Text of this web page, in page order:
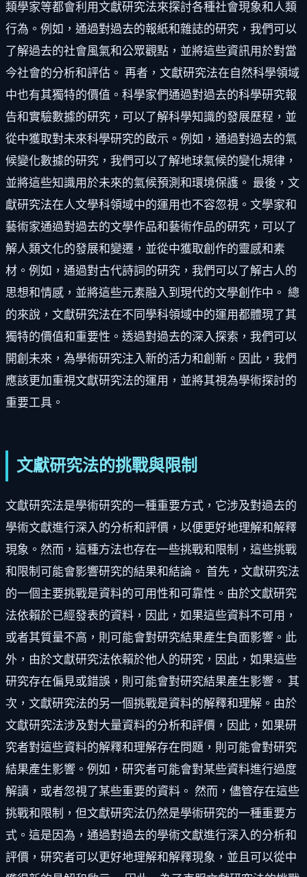
類學家等都會利用文獻研究法來探討各種社會現象和人類
行為。例如，通過對過去的報紙和雜誌的研究，我們可以
了解過去的社會風氣和公眾觀點，並將這些資訊用於對當
今社會的分析和評估。 再者，文獻研究法在自然科學領域
中也有其獨特的價值。科學家們通過對過去的科學研究報
告和實驗數據的研究，可以了解科學知識的發展歷程，並
從中獲取對未來科學研究的啟示。例如，通過對過去的氣
候變化數據的研究，我們可以了解地球氣候的變化規律，
並將這些知識用於未來的氣候預測和環境保護。 最後，文
獻研究法在人文學科領域中的運用也不容忽視。文學家和
藝術家通過對過去的文學作品和藝術作品的研究，可以了
解人類文化的發展和變遷，並從中獲取創作的靈感和素
材。例如，通過對古代詩詞的研究，我們可以了解古人的
思想和情感，並將這些元素融入到現代的文學創作中。 總
的來說，文獻研究法在不同學科領域中的運用都體現了其
獨特的價值和重要性。透過對過去的深入探索，我們可以
開創未來，為學術研究注入新的活力和創新。因此，我們
應該更加重視文獻研究法的運用，並將其視為學術探討的
重要工具。
文獻研究法的挑戰與限制
文獻研究法是學術研究的一種重要方式，它涉及對過去的
學術文獻進行深入的分析和評價，以便更好地理解和解釋
現象。然而，這種方法也存在一些挑戰和限制，這些挑戰
和限制可能會影響研究的結果和結論。 首先，文獻研究法
的一個主要挑戰是資料的可用性和可靠性。由於文獻研究
法依賴於已經發表的資料，因此，如果這些資料不可用，
或者其質量不高，則可能會對研究結果產生負面影響。此
外，由於文獻研究法依賴於他人的研究，因此，如果這些
研究存在偏見或錯誤，則可能會對研究結果產生影響。 其
次，文獻研究法的另一個挑戰是資料的解釋和理解。由於
文獻研究法涉及對大量資料的分析和評價，因此，如果研
究者對這些資料的解釋和理解存在問題，則可能會對研究
結果產生影響。例如，研究者可能會對某些資料進行過度
解讀，或者忽視了某些重要的資料。 然而，儘管存在這些
挑戰和限制，但文獻研究法仍然是學術研究的一種重要方
式。這是因為，通過對過去的學術文獻進行深入的分析和
評價，研究者可以更好地理解和解釋現象，並且可以從中